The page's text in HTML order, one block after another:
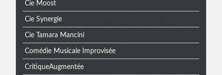
Cie Moost
Cie Synergie
Cie Tamara Mancini
Comédie Musicale Improvisée
CritiqueAugmentée